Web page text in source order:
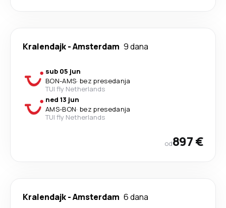
Kralendajk-Amsterdam 9 dana
sub 05 jun
BON-AMS· bez presedanja
TUI fly Netherlands
ned 13 jun
AMS-BON· bez presedanja
TUI fly Netherlands
od897 €
Kralendajk-Amsterdam 6 dana